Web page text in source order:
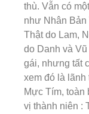
thù. Vẫn có
như Nhân
Thật do Lam,
do Danh và
gái, nhưng tất
xem đó là lãnh
Mực Tím, toàn
vị thành niên :